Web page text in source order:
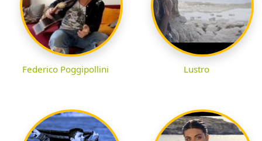
Federico Poggipollini Lustro